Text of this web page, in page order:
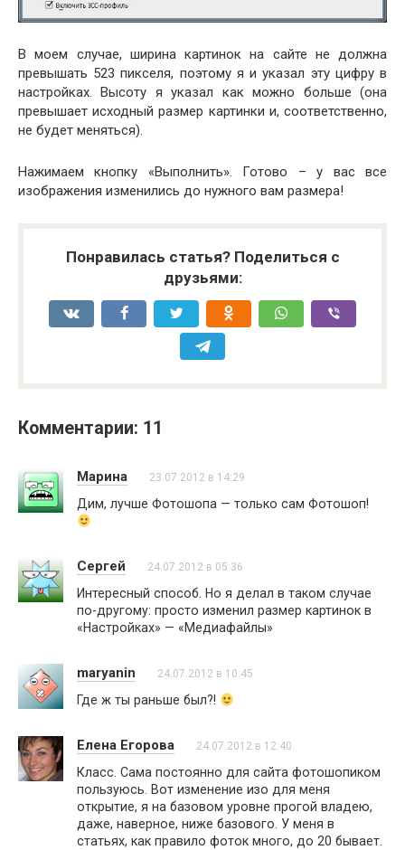
В моем случае, ширина картинок на сайте не должна
превышать 523 пикселя, поэтому я и указал эту цифру в
настройках. Высоту я указал как можно больше (она
превышает исходный размер картинки и, соответственно,
не будет меняться).
Нажимаем кнопку «Выполнить». Готово – у вас все
изображения изменились до нужного вам размера!
Понравилась статья? Поделиться с
друзьями:
Комментарии: 11
Марина 23.07.2012 в 14:29
Дим, лучше Фотошопа — только сам Фотошоп!
Сергей 24.07.2012 в 05:36
Интересный способ. Но я делал в таком случае
по-другому: просто изменил размер картинок в
«Настройках» — «Медиафайлы»
maryanin 24.07.2012 в 10:45
Где ж ты раньше был?!
Елена Егорова 24.07.2012 в 12:40
Класс. Сама постоянно для сайта фотошопиком
пользуюсь. Вот изменение изо для меня
открытие, я на базовом уровне прогой владею,
даже, наверное, ниже базового. У меня в
статьях, как правило фоток много, до 20 бывает.